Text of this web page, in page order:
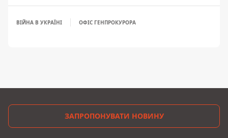
ВІЙНА В УКРАЇНІ ОФІС ГЕНПРОКУРОРА
ЗАПРОПОНУВАТИ НОВИНУ